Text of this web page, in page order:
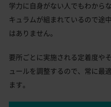
学力に自身がない人でもわから
キュラムが組まれているので途
はありません。
要所ごとに実施される定着度や
ュールを調整するので、常に最
ます。